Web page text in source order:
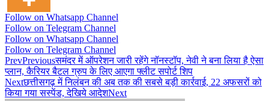
Follow on Whatsapp Channel
Follow on Telegram Channel
Follow on Whatsapp Channel
Follow on Telegram Channel
PrevPreviousसमंदर में ऑपरेशन जारी रहेंगे नॉनस्टॉप, नेवी ने बना लिया है ऐसा
प्लान, कैरियर बैटल ग्रुप के लिए आएगा फ्लीट सपोर्ट शिप
Nextछत्तीसगढ़ में निलंबन की अब तक की सबसे बड़ी कार्रवाई, 22 अफसरों को
किया गया सस्पेंड, देखिये आदेशNext